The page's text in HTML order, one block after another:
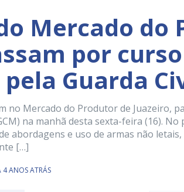
Mercado do
por
Guarda
no Mercado do Produtor de Juazeiro,
na manhã desta sexta-feira (16).
abordagens e uso de armas não
[…]
ANOS ATRÁS